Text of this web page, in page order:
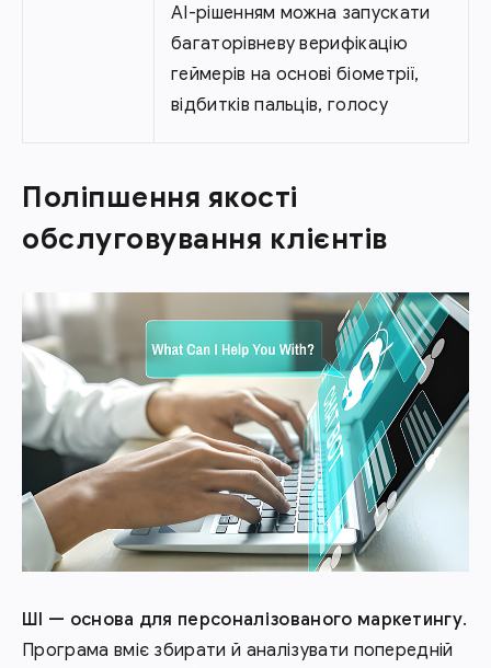
AI-рішенням можна запускати
багаторівневу верифікацію
геймерів на основі біометрії,
відбитків пальців, голосу
Поліпшення якості
обслуговування клієнтів
ШІ — основа для персоналізованого маркетингу.
Програма вміє збирати й аналізувати попередній